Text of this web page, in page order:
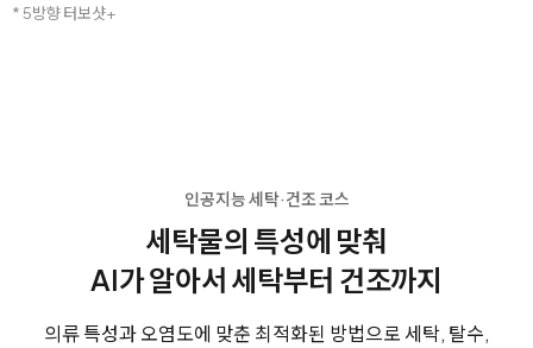
* 5방향 터보샷+
인공지능 세탁·건조 코스
세탁물의 특성에 맞춰
AI가 알아서 세탁부터 건조까지
의류 특성과 오염도에 맞춘 최적화된 방법으로 세탁, 탈수,